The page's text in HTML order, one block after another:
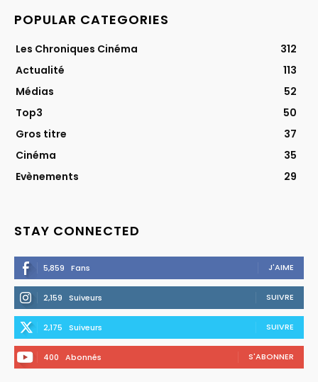
POPULAR CATEGORIES
Les Chroniques Cinéma
312
Actualité
113
Médias
52
Top3
50
Gros titre
37
Cinéma
35
Evènements
29
STAY CONNECTED
5,859 Fans J'AIME
2,159 Suiveurs SUIVRE
2,175 Suiveurs SUIVRE
400 Abonnés S'ABONNER